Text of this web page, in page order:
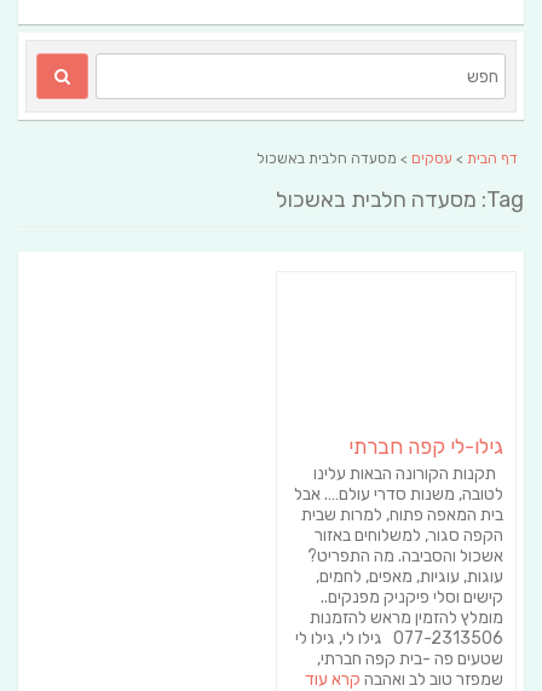
דף הבית > עסקים > מסעדה חלבית באשכול
Tag: מסעדה חלבית באשכול
גילו-לי קפה חברתי
תקנות הקורונה הבאות עלינו
לטובה, משנות סדרי עולם…. אבל
בית המאפה פתוח, למרות שבית
הקפה סגור, למשלוחים באזור
אשכול והסביבה. מה התפריט?
עוגות, עוגיות, מאפים, לחמים,
קישים וסלי פיקניק מפנקים..
מומלץ להזמין מראש להזמנות
077-2313506 גילו לי, גילו לי
שטעים פה -בית קפה חברתי,
שמפזר טוב לב ואהבה קרא עוד